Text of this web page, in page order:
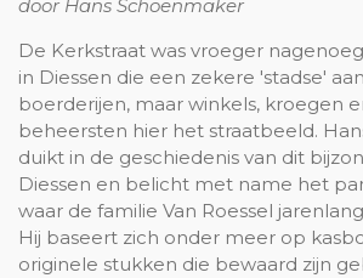
door Hans Schoenmaker
De Kerkstraat was vroeger
in Diessen die een zekere 'stadse'
boerderijen, maar winkels, kroegen
beheersten hier het straatbeeld.
duikt in de geschiedenis van dit
Diessen en belicht met name het
waar de familie Van Roessel
Hij baseert zich onder meer op
originele stukken die bewaard zijn